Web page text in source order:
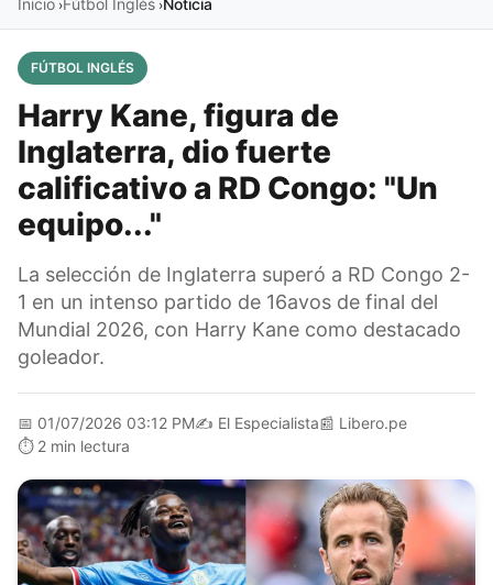
› ›
FÚTBOL INGLÉS
Harry Kane, figura de
Inglaterra, dio fuerte
calificativo a RD Congo: "Un
equipo..."
La selección de Inglaterra superó a RD Congo 2-
1 en un intenso partido de 16avos de final del
Mundial 2026, con Harry Kane como destacado
goleador.
📅 01/07/2026 03:12 PM✍️ El Especialista📰 Libero.pe
⏱️ 2 min lectura